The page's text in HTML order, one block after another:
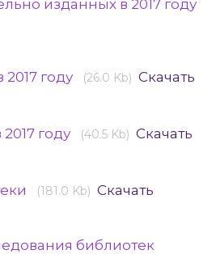
изданных в 2017 году
году (26.0 Kb) Скачать
году (40.5 Kb) Скачать
(181.0 Kb) Скачать
библиотек